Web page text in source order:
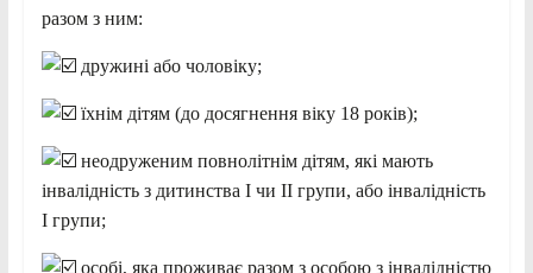
разом з ним:
дружині або чоловіку;
їхнім дітям (до досягнення віку 18 років);
неодруженим повнолітнім дітям, які мають
інвалідність з дитинства І чи ІІ групи, або інвалідність
І групи;
особі, яка проживає разом з особою з інвалідністю